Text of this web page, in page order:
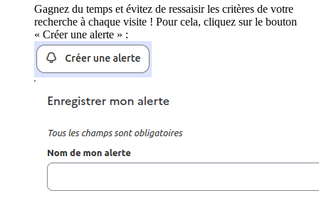
Gagnez du temps et évitez de ressaisir les critères de votre
recherche à chaque visite ! Pour cela, cliquez sur le bouton
« Créer une alerte » :